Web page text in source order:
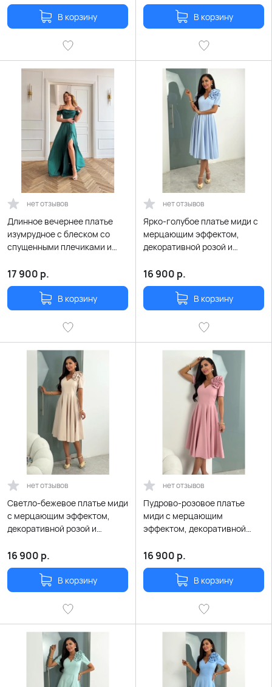
В корзину В корзину
нет отзывов
Длинное вечернее платье
изумрудное с блеском со
спущенными плечиками и
17 900 р.
В корзину
нет отзывов
Ярко-голубое платье миди с
мерцающим эффектом,
декоративной розой и
16 900 р.
В корзину
нет отзывов
Светло-бежевое платье миди
с мерцающим эффектом,
декоративной розой и
16 900 р.
В корзину
нет отзывов
Пудрово-розовое платье
миди с мерцающим
эффектом, декоративной
16 900 р.
В корзину